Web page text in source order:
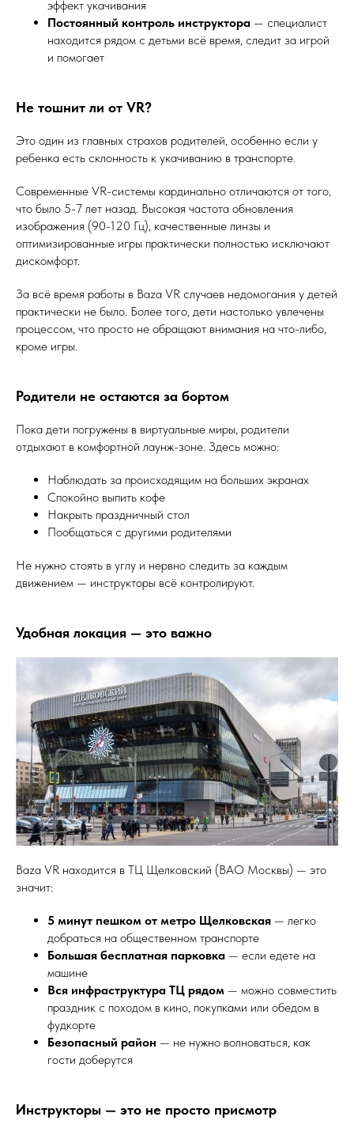
эффект укачивания
Постоянный контроль инструктора — специалист
находится рядом с детьми всё время, следит за игрой
и помогает
Не тошнит ли от VR?
Это один из главных страхов родителей, особенно если у
ребенка есть склонность к укачиванию в транспорте.
Современные VR-системы кардинально отличаются от того,
что было 5-7 лет назад. Высокая частота обновления
изображения (90-120 Гц), качественные линзы и
оптимизированные игры практически полностью исключают
дискомфорт.
За всё время работы в Baza VR случаев недомогания у детей
практически не было. Более того, дети настолько увлечены
процессом, что просто не обращают внимания на что-либо,
кроме игры.
Родители не остаются за бортом
Пока дети погружены в виртуальные миры, родители
отдыхают в комфортной лаунж-зоне. Здесь можно:
Наблюдать за происходящим на больших экранах
Спокойно выпить кофе
Накрыть праздничный стол
Пообщаться с другими родителями
Не нужно стоять в углу и нервно следить за каждым
движением — инструкторы всё контролируют.
Удобная локация — это важно
Baza VR находится в ТЦ Щелковский (ВАО Москвы) — это
значит:
5 минут пешком от метро Щелковская — легко
добраться на общественном транспорте
Большая бесплатная парковка — если едете на
машине
Вся инфраструктура ТЦ рядом — можно совместить
праздник с походом в кино, покупками или обедом в
фудкорте
Безопасный район — не нужно волноваться, как
гости доберутся
Инструкторы — это не просто присмотр